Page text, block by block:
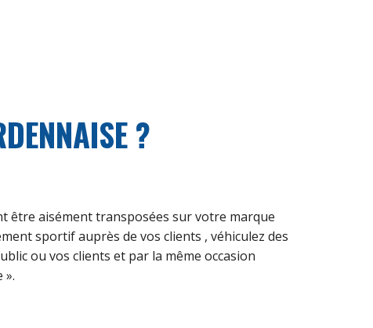
?
être aisément transposées sur votre marque
sportif auprès de vos clients ,véhiculez des
ou vos clients et par la même occasion
».